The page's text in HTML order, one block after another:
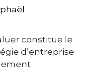
constitue le
d’entreprise